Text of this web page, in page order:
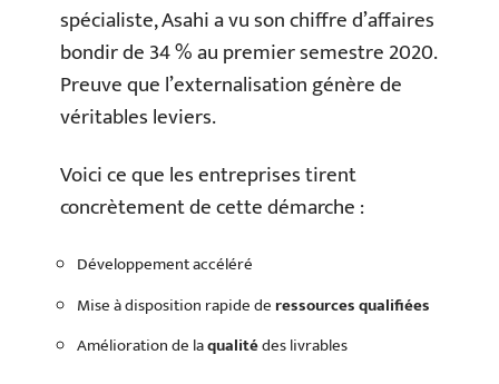
spécialiste, Asahi a vu son chiffre d’affaires
bondir de 34 % au premier semestre 2020.
Preuve que l’externalisation génère de
véritables leviers.
Voici ce que les entreprises tirent
concrètement de cette démarche :
Développement accéléré
Mise à disposition rapide de ressources qualifiées
Amélioration de laqualitédes livrables